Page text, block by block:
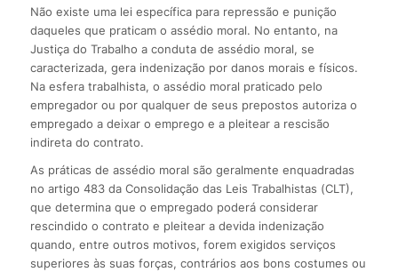
Não existe uma lei específica para repressão e punição
daqueles que praticam o assédio moral. No entanto, na
Justiça do Trabalho a conduta de assédio moral, se
caracterizada, gera indenização por danos morais e físicos.
Na esfera trabalhista, o assédio moral praticado pelo
empregador ou por qualquer de seus prepostos autoriza o
empregado a deixar o emprego e a pleitear a rescisão
indireta do contrato.
As práticas de assédio moral são geralmente enquadradas
no artigo 483 da Consolidação das Leis Trabalhistas (CLT),
que determina que o empregado poderá considerar
rescindido o contrato e pleitear a devida indenização
quando, entre outros motivos, forem exigidos serviços
superiores às suas forças, contrários aos bons costumes ou